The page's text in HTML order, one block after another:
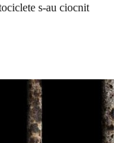
s-au ciocnit